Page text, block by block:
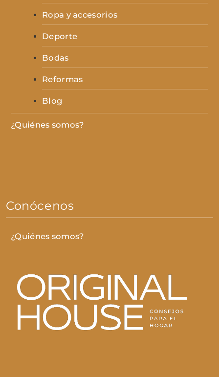
Ropa y accesorios
Deporte
Bodas
Reformas
Blog
¿Quiénes somos?
Conócenos
¿Quiénes somos?